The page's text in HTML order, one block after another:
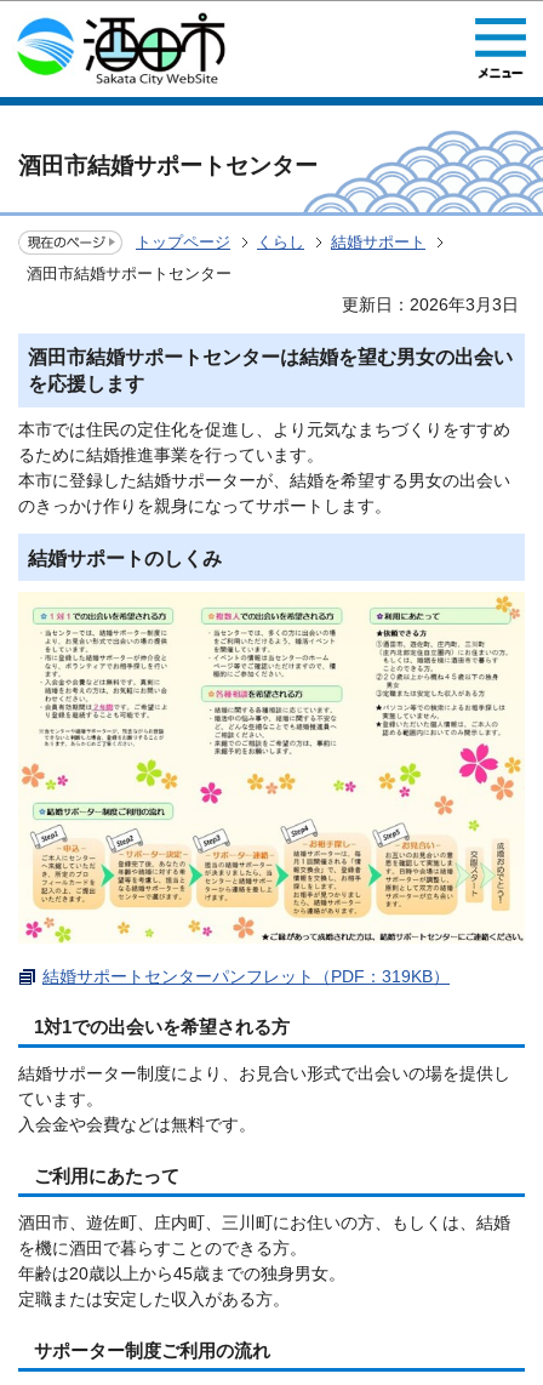
このページの本文へ移動
酒田市結婚サポートセンター
トップページ くらし
結婚サポート
酒田市結婚サポートセンター
更新日：2026年3月3日
酒田市結婚サポートセンターは結婚を望む男女の出会い
を応援します
本市では住民の定住化を促進し、より元気なまちづくりをすすめ
るために結婚推進事業を行っています。
本市に登録した結婚サポーターが、結婚を希望する男女の出会い
のきっかけ作りを親身になってサポートします。
結婚サポートのしくみ
結婚サポートセンターパンフレット（PDF：319KB）
1対1での出会いを希望される方
結婚サポーター制度により、お見合い形式で出会いの場を提供し
ています。
入会金や会費などは無料です。
ご利用にあたって
酒田市、遊佐町、庄内町、三川町にお住いの方、もしくは、結婚
を機に酒田で暮らすことのできる方。
年齢は20歳以上から45歳までの独身男女。
定職または安定した収入がある方。
サポーター制度ご利用の流れ